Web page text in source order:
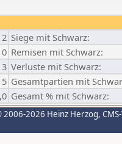
2 Siege mit Schwarz:
0 Remisen mit Schwarz:
3 Verluste mit Schwarz:
5 Gesamtpartien mit
Gesamt % mit Schwarz:
2006-2026 Heinz Herzog,